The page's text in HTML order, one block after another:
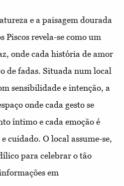
e a paisagem dourada
Piscos revela-se como um
onde cada história de amor
de fadas. Situada num local
sensibilidade e intenção, a
onde cada gesto se
íntimo e cada emoção é
cuidado. O local assume-se,
para celebrar o tão
em